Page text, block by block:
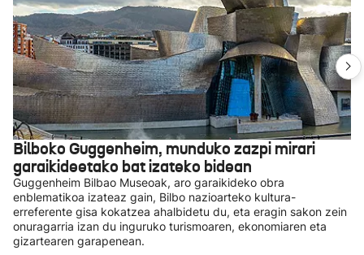
Bilboko Guggenheim, munduko zazpi mirari
garaikideetako bat izateko bidean
Guggenheim Bilbao Museoak, aro garaikideko obra
enblematikoa izateaz gain, Bilbo nazioarteko kultura-
erreferente gisa kokatzea ahalbidetu du, eta eragin sakon zein
onuragarria izan du inguruko turismoaren, ekonomiaren eta
gizartearen garapenean.